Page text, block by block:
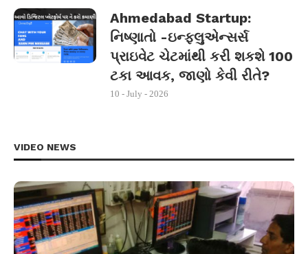
Ahmedabad Startup:
નિષ્ણાતો -ઇન્ફ્લુએન્સર્સ
પ્રાઇવેટ ચેટમાંથી કરી શકશે 100
ટકા આવક, જાણો કેવી રીતે?
10 - July - 2026
VIDEO NEWS